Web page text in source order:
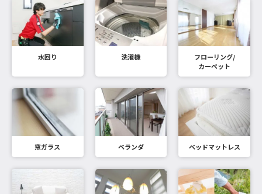
水回り 洗濯機
フローリング/
カーペット
窓ガラス ベランダ ベッドマットレス